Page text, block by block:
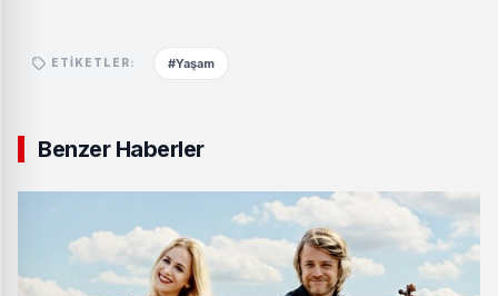
ETIKETLER: #Yaşam
Benzer Haberler